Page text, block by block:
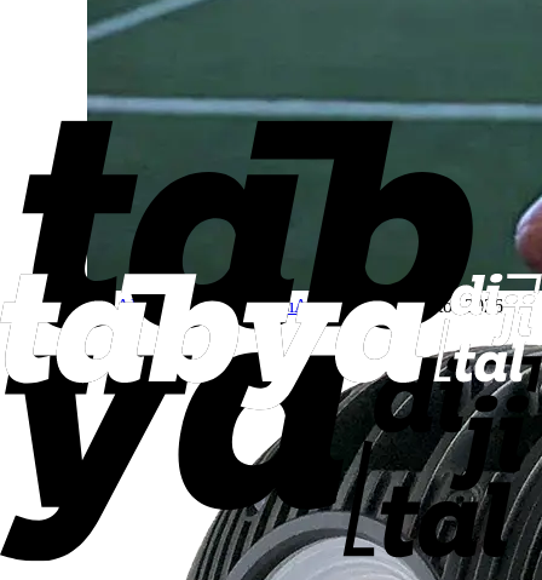
ODAKAN Yaka KamerasıASELSAN4 Ağustos 2026